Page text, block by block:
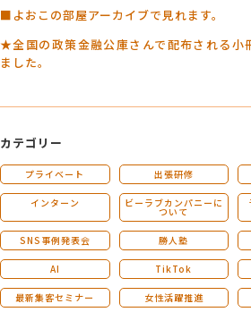
■よおこの部屋アーカイブで見れます。
★全国の政策金融公庫さんで配布される小
ました。
カテゴリー
プライベート 出張研修
インターン ビーラブカンパニーに
ついて
SNS事例発表会 勝人塾
AI TikTok
最新集客セミナー 女性活躍推進